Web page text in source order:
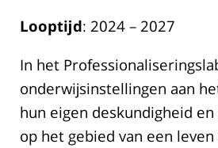
Looptijd: 2024 – 2027
In het
onderwijsinstellingen aan
hun eigen deskundigheid
op het gebied van een